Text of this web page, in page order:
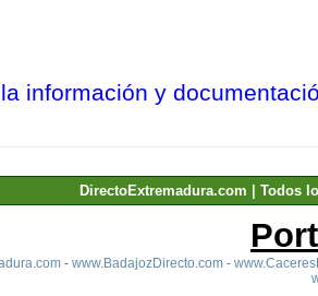
información y
DirectoExtremadura.com | Todos
- www.BadajozDirecto.com-